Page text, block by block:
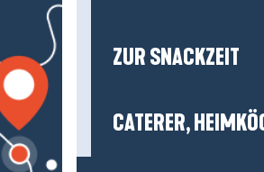
ZUR SNACKZEIT
CATERER,